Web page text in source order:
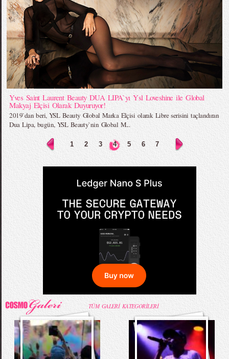
Yves Saint Laurent Beauty DUA LIPA`yı Ysl Loveshine ile Global
Makyaj Elçisi Olarak Duyuruyor!
2019`dan beri, YSL Beauty Global Marka Elçisi olarak Libre serisini taçlandıran
Dua Lipa, bugün, YSL Beauty`nin Global M...
1 2 3 4 5 6 7
TÜM GALERİ KATEGORİLERİ